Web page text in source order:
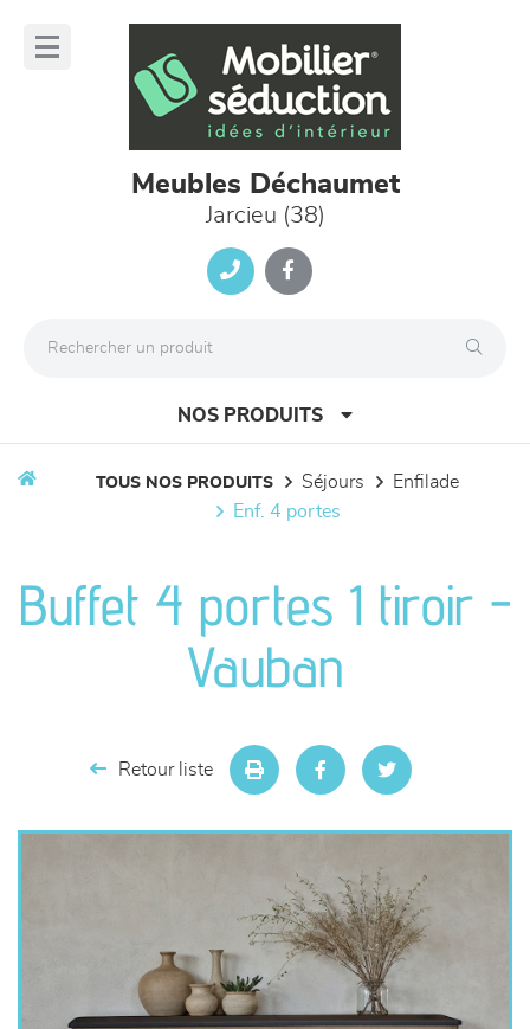
Meubles Déchaumet
Jarcieu (38)
NOS PRODUITS
séjours
meubles de complément
TOUS NOS PRODUITS séjours
enfilade
enf. 4 portes
Buffet 4 portes 1 tiroir -
Vauban
Retour liste